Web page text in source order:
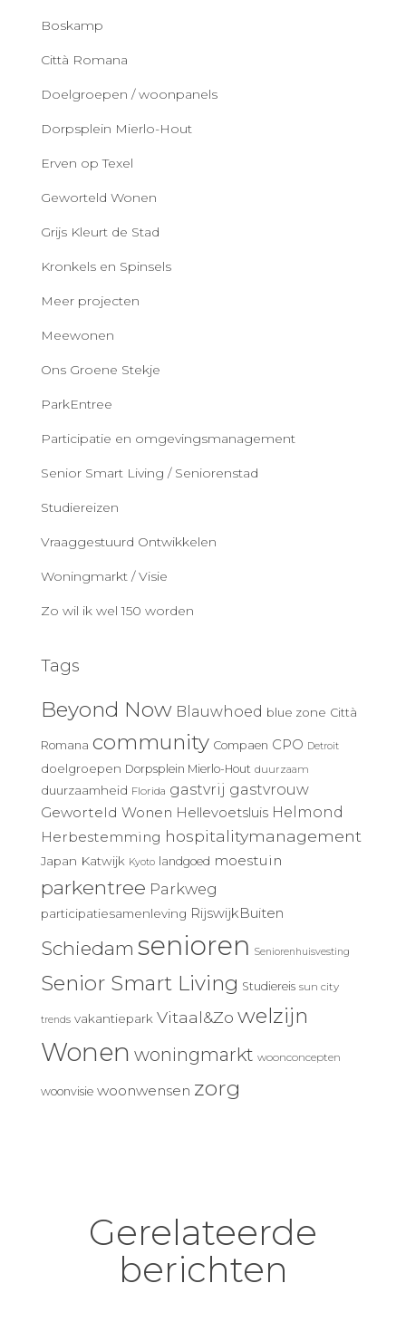
Boskamp
Città Romana
Doelgroepen / woonpanels
Dorpsplein Mierlo-Hout
Erven op Texel
Geworteld Wonen
Grijs Kleurt de Stad
Kronkels en Spinsels
Meer projecten
Meewonen
Ons Groene Stekje
ParkEntree
Participatie en omgevingsmanagement
Senior Smart Living / Seniorenstad
Studiereizen
Vraaggestuurd Ontwikkelen
Woningmarkt / Visie
Zo wil ik wel 150 worden
Tags
Beyond Now Blauwhoed blue zone Città
Romana community Compaen CPO Detroit
doelgroepen Dorpsplein Mierlo-Hout duurzaam
duurzaamheid Florida gastvrij gastvrouw
Geworteld Wonen Hellevoetsluis Helmond
Herbestemming hospitalitymanagement
Japan Katwijk Kyoto landgoed moestuin
parkentree Parkweg
participatiesamenleving RijswijkBuiten
Schiedam senioren Seniorenhuisvesting
Senior Smart Living Studiereis sun city
trends vakantiepark Vitaal&Zo welzijn
Wonen woningmarkt woonconcepten
woonvisie woonwensen zorg
Gerelateerde
berichten